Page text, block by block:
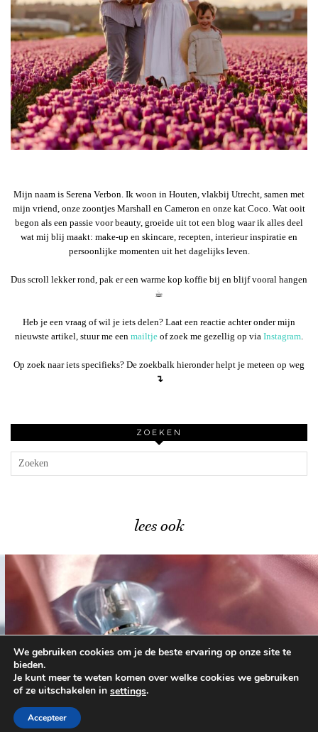
Mijn naam is Serena Verbon. Ik woon in Houten, vlakbij Utrecht, samen met
mijn vriend, onze zoontjes Marshall en Cameron en onze kat Coco. Wat ooit
begon als een passie voor beauty, groeide uit tot een blog waar ik alles deel
wat mij blij maakt: make-up en skincare, recepten, interieur inspiratie en
persoonlijke momenten uit het dagelijks leven.
Dus scroll lekker rond, pak er een warme kop koffie bij en blijf vooral hangen
☕︎
Heb je een vraag of wil je iets delen? Laat een reactie achter onder mijn
nieuwste artikel, stuur me een mailtje of zoek me gezellig op via Instagram.
Op zoek naar iets specifieks? De zoekbalk hieronder helpt je meteen op weg
↴
ZOEKEN
lees ook
Catrice Glass Cloud Hair & …
We gebruiken cookies om je de beste ervaring op onze site te
bieden.
Je kunt meer te weten komen over welke cookies we gebruiken
of ze uitschakelen in settings.
Accepteer